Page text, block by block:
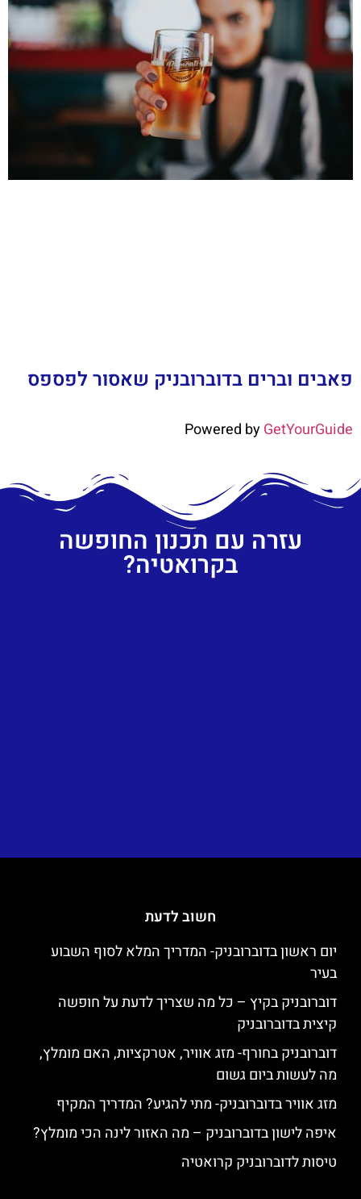
פאבים וברים בדוברובניק שאסור לפספס
Powered byGetYourGuide
עזרה עם תכנון החופשה
בקרואטיה?
חשוב לדעת
יום ראשון בדוברובניק- המדריך המלא לסוף השבוע
בעיר
דוברובניק בקיץ – כל מה שצריך לדעת על חופשה
קיצית בדוברובניק
דוברובניק בחורף- מזג אוויר, אטרקציות, האם מומלץ,
מה לעשות ביום גשום
מזג אוויר בדוברובניק- מתי להגיע? המדריך המקיף
איפה לישון בדוברובניק – מה האזור לינה הכי מומלץ?
טיסות לדוברובניק קרואטיה